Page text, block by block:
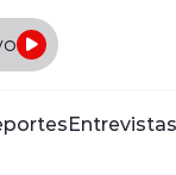
Entrevistas